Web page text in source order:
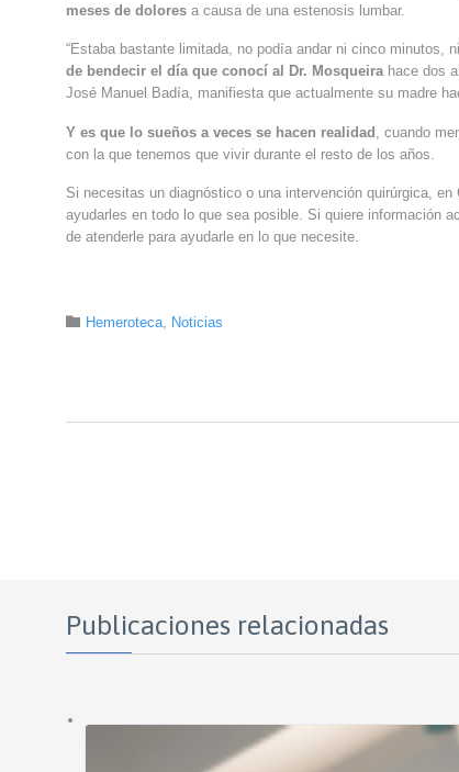
meses de dolores a causa de una estenosis lumbar.
“Estaba bastante limitada, no podía andar ni cinco minutos,
de bendecir el día que conocí al Dr. Mosqueirahace dos
José Manuel Badía, manifiesta que actualmente su madre
Y es que lo sueños a veces se hacen realidad
, cuando
con la que tenemos que vivir durante el resto de los años.
Si necesitas un diagnóstico o una intervención quirúrgica,
ayudarles en todo lo que sea posible. Si quiere información
de atenderle para ayudarle en lo que necesite.
 Category
Hemeroteca Noticias
Publicaciones relacionadas